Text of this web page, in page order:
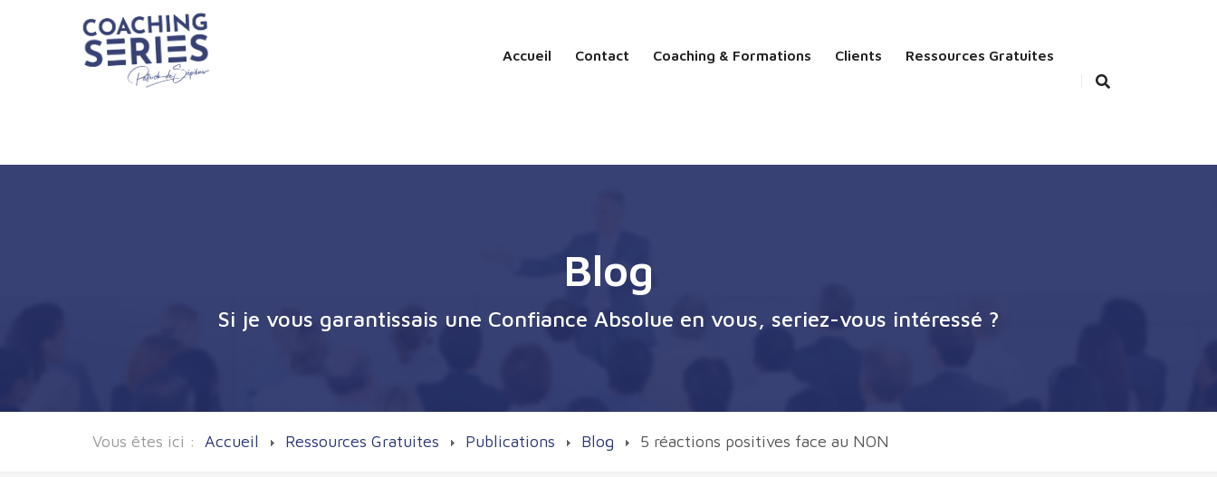
Accueil Contact Coaching & Formations Clients Ressources Gratuites
Blog
Si je vous garantissais une Confiance Absolue en vous, seriez-vous intéressé ?
Vous êtes ici : Accueil Ressources Gratuites Publications Blog 5 réactions positives face au NON